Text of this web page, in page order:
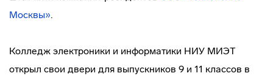
Москвы».
Колледж электроники и информатики НИУ МИЭТ
открыл свои двери для выпускников 9 и 11 классов в